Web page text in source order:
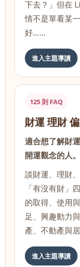
下去？」但在
情不是單看某
好……
進入主題導讀
125 則 FAQ
財運 理財
適合想了解財
開運觀念的人。
談財運、理財
「有沒有財」
的取得、使用
足、興趣動力
產、不動產與
進入主題導讀